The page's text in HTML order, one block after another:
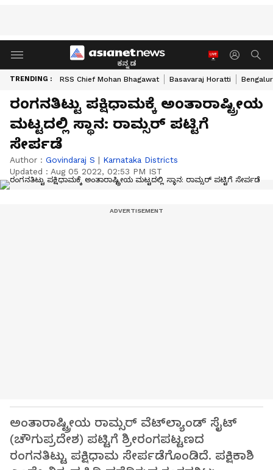
ಕನ್ನಡ
TRENDING : RSS Chief Mohan Bhagawat Basavaraj Horatti
ರಂಗನತಿಟ್ಟು ಪಕ್ಷಿಧಾಮಕ್ಕೆ ಅಂತಾರಾಷ್ಟ್ರೀಯ
ಮಟ್ಟದಲ್ಲಿ ಸ್ಥಾನ: ರಾಮ್ಸರ್ ಪಟ್ಟಿಗೆ
ಸೇರ್ಪಡೆ
Author : Govindaraj S | Karnataka Districts
Updated : Aug 05 2022, 02:53 PM IST
ಅಂತಾರಾಷ್ಟ್ರೀಯ ರಾಮ್ಸರ್ ವೆಟ್‌ಲ್ಯಾಂಡ್ ಸೈಟ್
(ಚೌಗುಪ್ರದೇಶ) ಪಟ್ಟಿಗೆ ಶ್ರೀರಂಗಪಟ್ಟಣದ
ರಂಗನತಿಟ್ಟು ಪಕ್ಷಿಧಾಮ ಸೇರ್ಪಡೆಗೊಂಡಿದೆ. ಪಕ್ಷಿಕಾಶಿ